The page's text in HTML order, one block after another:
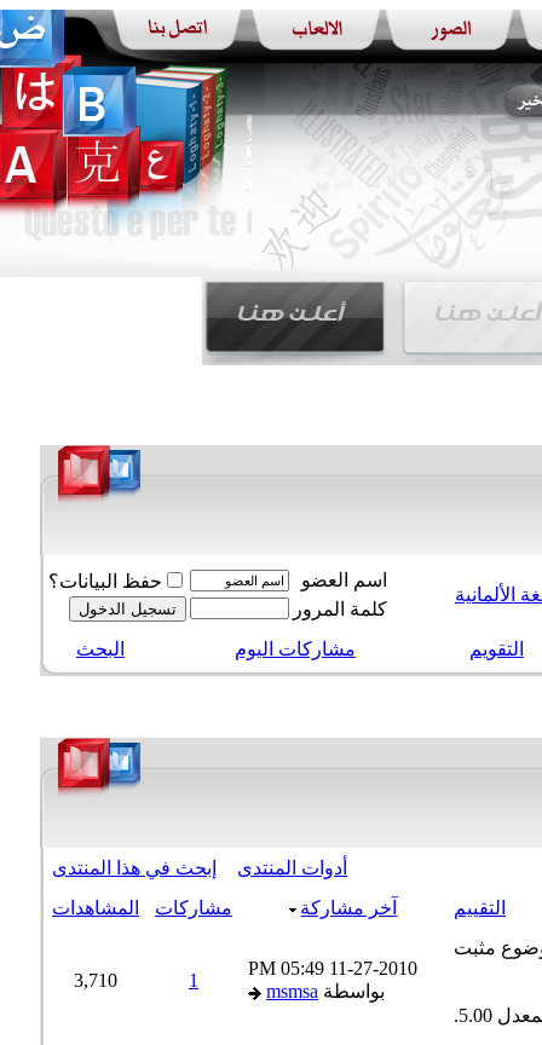
الألمانية
اسم العضو
حفظ البيانات؟
كلمة المرور
التقويم
مشاركات اليوم البحث
أدوات المنتدى
إبحث في هذا المنتدى
التقييم
آخر مشاركة مشاركات المشاهدات
11-27-2010
05:49 PM
بواسطةmsmsa
3,710